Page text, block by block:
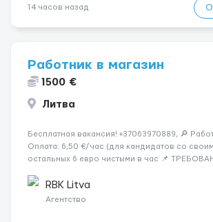
14 часов назад
Работник в магазин
1500 €
Литва
Бесплатная вакансия! +37063970889, 🔎
Оплата: 6,50 €/час (для кандидатов со
остальных 6 евро чистыми в час 📌
работать • Готовность работать в ...
RBK Litva
Агентство